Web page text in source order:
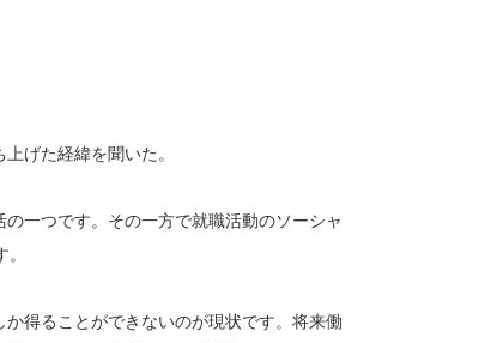
げた経緯を聞いた。
一つです。その一方で就職活動のソーシャ
得ることができないのが現状です。将来働